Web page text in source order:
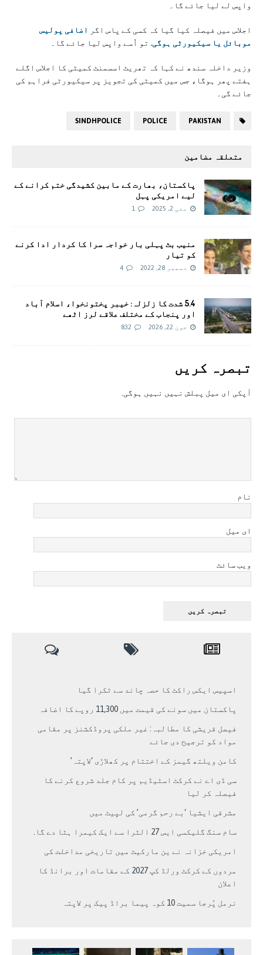
واپس لے لیا جائے گا۔
اجلاس میں فیصلہ کیا گیا کہ کسی کے پاس اگر
اضافی پولیس
موبائل یا سیکیورٹی ہوگی. تو اُسے واپس لیا جائے گا۔
وزیر داخلہ سندھ نے کہا کہ تھریٹ اسسمنٹ کمیٹی کا اجلاس اگلے
ہفتے پھر ہوگا، جس میں کمیٹی کی تجویز پر سیکیورٹی فراہم کی
جائے گی۔
PAKISTAN
POLICE
SINDHPOLICE
متعلقہ مضامین
پاکستان، بھارت کے مابین کشیدگی ختم کرانے کے
لیے امریکی پہل
مئی 2, 2025 1
منیب بٹ پہلی بار خواجہ سرا کا کردار ادا کرنے
کو تیار
دسمبر 28, 2022 4
5.4 شدت کا زلزلہ: خیبر پختونخوا، اسلام آباد
اور پنجاب کے مختلف علاقے لرز اٹھے
جون 22, 2026 832
تبصرہ کريں
آپکی ای ميل پبلش نہيں نہيں ہوگی.
نام
ای میل
ویب سائٹ
اسپیس ایکس راکٹ کا حصہ چاند سے ٹکرا گیا
پاکستان میں سونے کی قیمت میں 11,300 روپے کا اضافہ
فیصل قریشی کا مطالبہ: غیر ملکی پروڈکشنز پر مقامی
مواد کو ترجیح دی جائے
کامن ویلتھ گیمز کے اختتام پر کھلاڑی ‘لاپتہ’
سی ڈی اے نے کرکٹ اسٹیڈیم پر کام جلد شروع کرنے کا
فیصلہ کر لیا
مشرقی ایشیا ‘بے رحم گرمی’ کی لپیٹ میں
سام سنگ گلیکسی ایس 27 الٹرا سے ایک کیمرا ہٹا دے گا.
امریکی خزانہ نے ین مارکیٹ میں تاریخی مداخلت کی
مردوں کے کرکٹ ورلڈ کپ 2027 کے مقامات اور برانڈ کا
اعلان
نرمل پُرجا سمیت 10 کوہ پیما براڈ پیک پر لاپتہ